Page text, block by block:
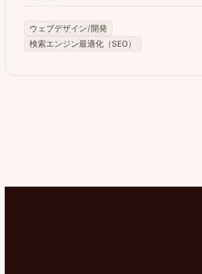
ウェブデザイン/開発
検索エンジン最適化（SEO）